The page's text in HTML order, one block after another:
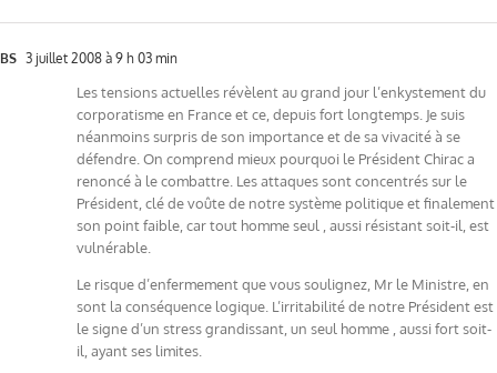
BS 3 juillet 2008 à 9 h 03 min
Les tensions actuelles révèlent au grand jour l’enkystement du
corporatisme en France et ce, depuis fort longtemps. Je suis
néanmoins surpris de son importance et de sa vivacité à se
défendre. On comprend mieux pourquoi le Président Chirac a
renoncé à le combattre. Les attaques sont concentrés sur le
Président, clé de voûte de notre système politique et finalement
son point faible, car tout homme seul , aussi résistant soit-il, est
vulnérable.
Le risque d’enfermement que vous soulignez, Mr le Ministre, en
sont la conséquence logique. L’irritabilité de notre Président est
le signe d’un stress grandissant, un seul homme , aussi fort soit-
il, ayant ses limites.